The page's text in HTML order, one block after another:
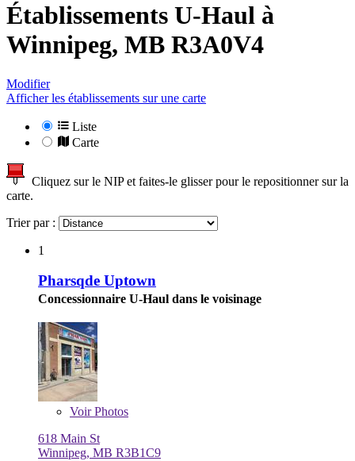
Établissements U-Haul à
Winnipeg, MB R3A0V4
Modifier
Afficher les établissements sur une carte
Liste
Carte
Cliquez sur le NIP et faites-le glisser pour le repositionner sur la
carte.
Trier par :
1
Pharsqde Uptown
Concessionnaire U-Haul dans le voisinage
VoirPhotos
618 Main St
Winnipeg, MB R3B1C9